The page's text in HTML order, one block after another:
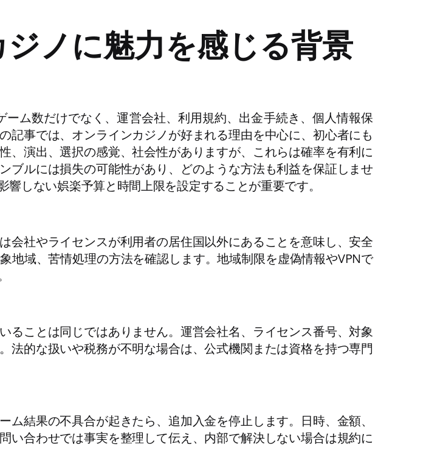
ノに魅力を感じる背景
ム数だけでなく、運営会社、利用規約、出金手続き、個人情報保
事では、オンラインカジノが好まれる理由を中心に、初心者にも
演出、選択の感覚、社会性がありますが、これらは確率を有利に
ルには損失の可能性があり、どのような方法も利益を保証しませ
しない娯楽予算と時間上限を設定することが重要です。
会社やライセンスが利用者の居住国以外にあることを意味し、安全
域、苦情処理の方法を確認します。地域制限を虚偽情報やVPNで
ることは同じではありません。運営会社名、ライセンス番号、対象
的な扱いや税務が不明な場合は、公式機関または資格を持つ専門
結果の不具合が起きたら、追加入金を停止します。日時、金額、
合わせでは事実を整理して伝え、内部で解決しない場合は規約に